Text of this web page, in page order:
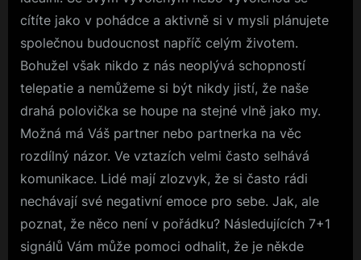
cítíte jako v pohádce a aktivně si v mysli plánujete
společnou budoucnost napříč celým životem.
Bohužel však nikdo z nás neoplývá schopností
telepatie a nemůžeme si být nikdy jistí, že naše
drahá polovička se houpe na stejné vlně jako my.
Možná má Váš partner nebo partnerka na věc
rozdílný názor. Ve vztazích velmi často selhává
komunikace. Lidé mají zlozvyk, že si často rádi
nechávají své negativní emoce pro sebe. Jak, ale
poznat, že něco není v pořádku? Následujících 7+1
signálů Vám může pomoci odhalit, že je někde